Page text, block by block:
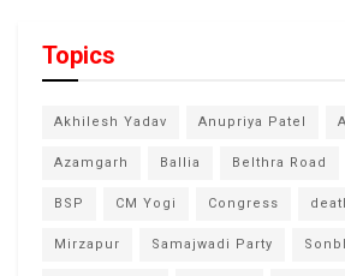
Topics
Akhilesh Yadav Anupriya Patel
Azamgarh Ballia Belthra Road
BSP CM Yogi Congress
Mirzapur Samajwadi Party